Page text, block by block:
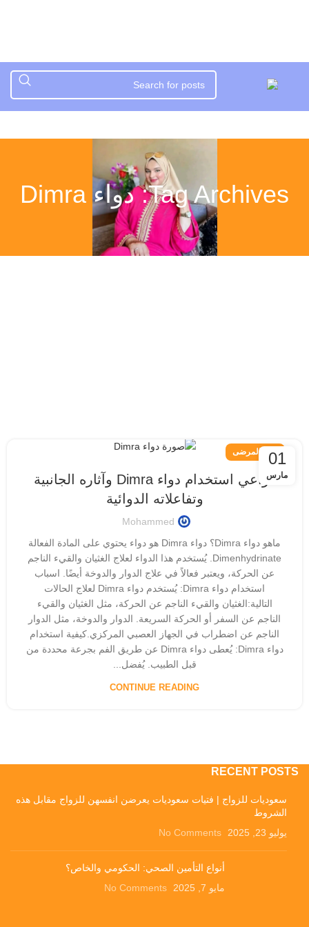
Tag Archives: دواء Dimra
01
مارس
دليل المرضى
دواعي استخدام دواء Dimra وآثاره الجانبية
وتفاعلاته الدوائية
Mohammed
ماهو دواء Dimra؟ دواء Dimra هو دواء يحتوي على المادة الفعالة
Dimenhydrinate. يُستخدم هذا الدواء لعلاج الغثيان والقيء الناجم
عن الحركة، ويعتبر فعالاً في علاج الدوار والدوخة أيضًا. اسباب
استخدام دواء Dimra: يُستخدم دواء Dimra لعلاج الحالات
التالية:الغثيان والقيء الناجم عن الحركة، مثل الغثيان والقيء
الناجم عن السفر أو الحركة السريعة. الدوار والدوخة، مثل الدوار
الناجم عن اضطراب في الجهاز العصبي المركزي.كيفية استخدام
دواء Dimra: يُعطى دواء Dimra عن طريق الفم بجرعة محددة من
قبل الطبيب. يُفضل...
CONTINUE READING
RECENT POSTS
سعوديات للزواج | فتيات سعوديات يعرضن انفسهن للزواج مقابل هذه
الشروط
يوليو 23, 2025
No Comments
أنواع التأمين الصحي: الحكومي والخاص؟
مايو 7, 2025
No Comments